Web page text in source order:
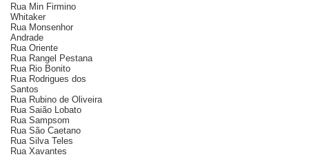
Rua Min Firmino
Whitaker
Rua Monsenhor
Andrade
Rua Oriente
Rua Rangel Pestana
Rua Rio Bonito
Rua Rodrigues dos
Santos
Rua Rubino de Oliveira
Rua Saião Lobato
Rua Sampsom
Rua São Caetano
Rua Silva Teles
Rua Xavantes